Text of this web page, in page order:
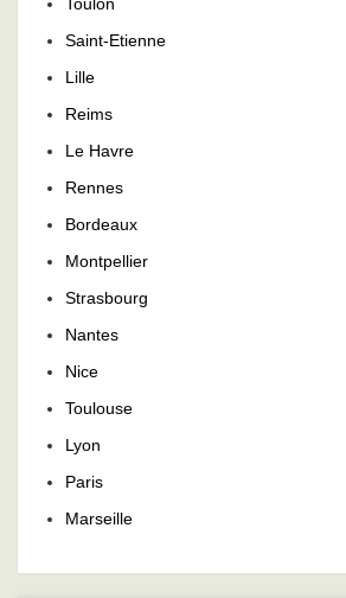
Toulon
Saint-Etienne
Lille
Reims
Le Havre
Rennes
Bordeaux
Montpellier
Strasbourg
Nantes
Nice
Toulouse
Lyon
Paris
Marseille